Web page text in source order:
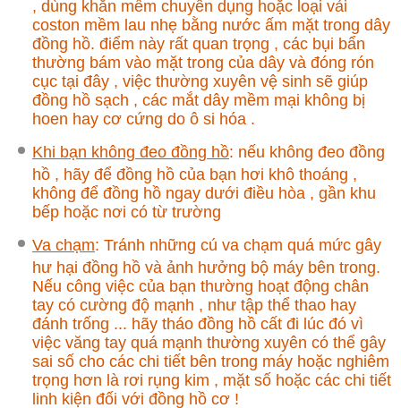
, dùng khăn mềm chuyên dụng hoặc loại vải
coston mềm lau nhẹ bằng nước ấm mặt trong dây
đồng hồ. điểm này rất quan trọng , các bụi bẩn
thường bám vào mặt trong của dây và đóng rón
cục tại đây , việc thường xuyên vệ sinh sẽ giúp
đồng hồ sạch , các mắt dây mềm mại không bị
hoen hay cơ cứng do ô si hóa .
Khi bạn không đeo đồng hồ: nếu không đeo đồng
hồ , hãy để đồng hồ của bạn hơi khô thoáng ,
không để đồng hồ ngay dưới điều hòa , gần khu
bếp hoặc nơi có từ trường
Va chạm: Tránh những cú va chạm quá mức gây
hư hại đồng hồ và ảnh hưởng bộ máy bên trong.
Nếu công việc của bạn thường hoạt động chân
tay có cường độ mạnh , như tập thể thao hay
đánh trống ... hãy tháo đồng hồ cất đi lúc đó vì
việc văng tay quá mạnh thường xuyên có thể gây
sai số cho các chi tiết bên trong máy hoặc nghiêm
trọng hơn là rơi rụng kim , mặt số hoặc các chi tiết
linh kiện đối với đồng hồ cơ !